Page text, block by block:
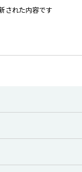
された内容です